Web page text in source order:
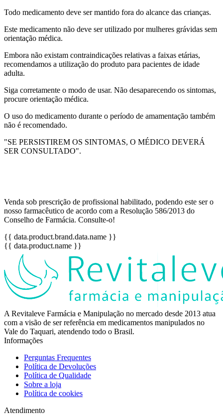
Todo medicamento deve ser mantido fora do alcance das crianças.
Este medicamento não deve ser utilizado por mulheres grávidas sem
orientação médica.
Embora não existam contraindicações relativas a faixas etárias,
recomendamos a utilização do produto para pacientes de idade
adulta.
Siga corretamente o modo de usar. Não desaparecendo os sintomas,
procure orientação médica.
O uso do medicamento durante o período de amamentação também
não é recomendado.
"SE PERSISTIREM OS SINTOMAS, O MÉDICO DEVERÁ
SER CONSULTADO".
Venda sob prescrição de profissional habilitado, podendo este ser o
nosso farmacêutico de acordo com a Resolução 586/2013 do
Conselho de Farmácia. Consulte-o!
{{ data.product.brand.data.name }}
{{ data.product.name }}
A Revitaleve Farmácia e Manipulação no mercado desde 2013 atua
com a visão de ser referência em medicamentos manipulados no
Vale do Taquari, atendendo todo o Brasil.
Informações
Perguntas Frequentes
Política de Devoluções
Política de Qualidade
Sobre a loja
Política de cookies
Atendimento